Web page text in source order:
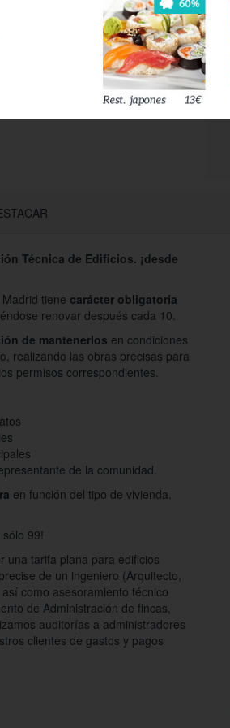
Técnica de Edificios. ¡desde
tiene carácter obligatoria
renovar después cada 10.
de mantenerlos en condiciones
realizando las obras precisas para
permisos correspondientes.
de la comunidad.
en función del tipo de vivienda.
99!
una tarifa plana para edificios
de un ingeniero (Arquitecto,
como asesoramiento técnico
de Administración de fincas,
auditorías a administradores
clientes de gastos y pagos